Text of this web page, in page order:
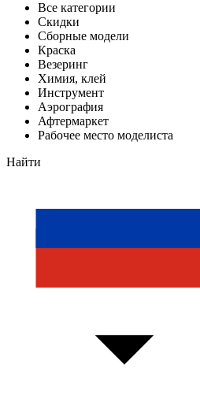
Все категории
Скидки
Сборные модели
Краска
Везеринг
Химия, клей
Инструмент
Аэрография
Афтермаркет
Рабочее место моделиста
Найти